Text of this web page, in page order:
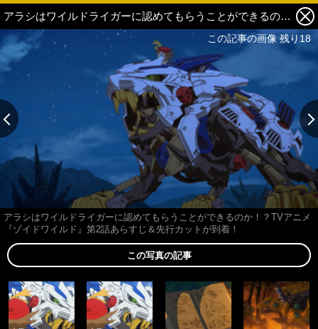
アラシはワイルドライガーに認めてもらうことができるのか！？TVアニメ『ゾイドワイルド』第2話あらすじ＆先行カットが到着！ 7枚目の写真・画像
アラシはワイルドライガーに認めてもらうことができるのか！？TVアニメ
『ゾイドワイルド』第2話あらすじ＆先行カットが到着！
この写真の記事
この記事の画像 残り18